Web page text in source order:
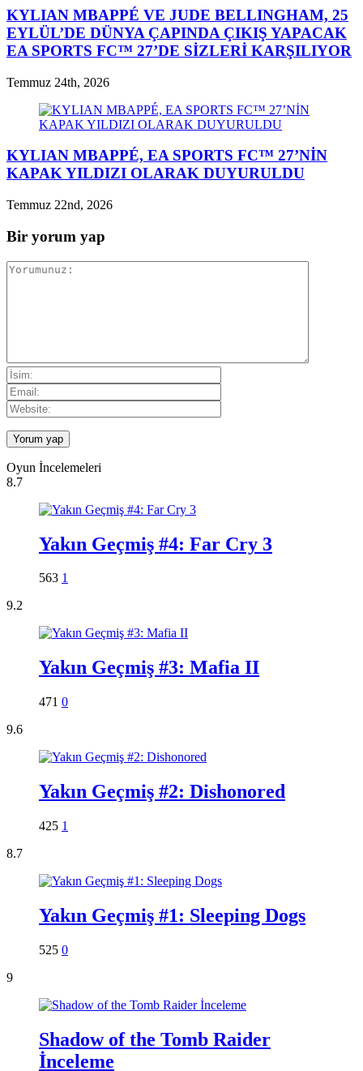
KYLIAN MBAPPÉ VE JUDE BELLINGHAM, 25
EYLÜL’DE DÜNYA ÇAPINDA ÇIKIŞ YAPACAK
EA SPORTS FC™ 27’DE SİZLERİ KARŞILIYOR
Temmuz 24th, 2026
KYLIAN MBAPPÉ, EA SPORTS FC™ 27’NİN
KAPAK YILDIZI OLARAK DUYURULDU
Temmuz 22nd, 2026
Bir yorum yap
Oyun İncelemeleri
8.7
Yakın Geçmiş #4: Far Cry 3
563 1
9.2
Yakın Geçmiş #3: Mafia II
471 0
9.6
Yakın Geçmiş #2: Dishonored
425 1
8.7
Yakın Geçmiş #1: Sleeping Dogs
525 0
9
Shadow of the Tomb Raider
İnceleme